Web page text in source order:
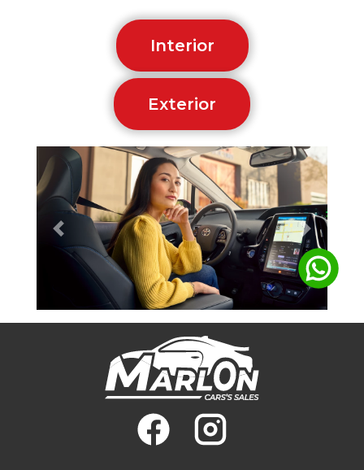
Interior
Exterior
Previous Next